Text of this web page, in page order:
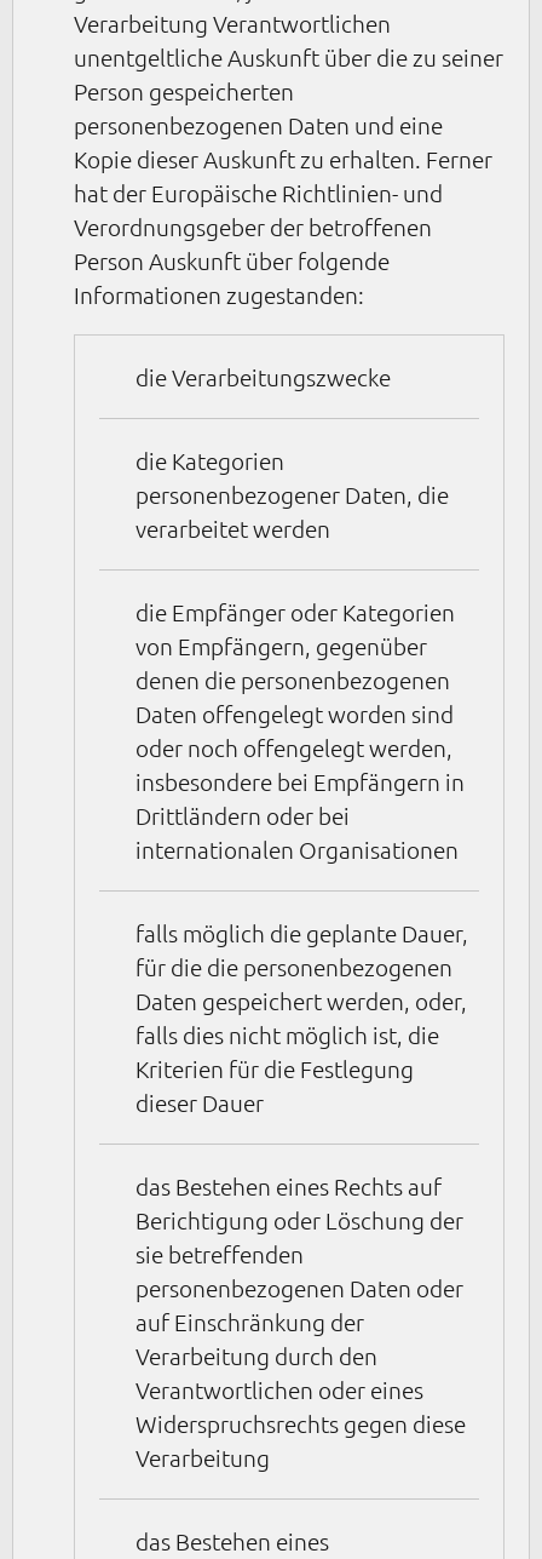
Verarbeitung Verantwortlichen
unentgeltliche Auskunft über die zu seiner
Person gespeicherten
personenbezogenen Daten und eine
Kopie dieser Auskunft zu erhalten. Ferner
hat der Europäische Richtlinien- und
Verordnungsgeber der betroffenen
Person Auskunft über folgende
Informationen zugestanden:
die Verarbeitungszwecke
die Kategorien
personenbezogener Daten, die
verarbeitet werden
die Empfänger oder Kategorien
von Empfängern, gegenüber
denen die personenbezogenen
Daten offengelegt worden sind
oder noch offengelegt werden,
insbesondere bei Empfängern in
Drittländern oder bei
internationalen Organisationen
falls möglich die geplante Dauer,
für die die personenbezogenen
Daten gespeichert werden, oder,
falls dies nicht möglich ist, die
Kriterien für die Festlegung
dieser Dauer
das Bestehen eines Rechts auf
Berichtigung oder Löschung der
sie betreffenden
personenbezogenen Daten oder
auf Einschränkung der
Verarbeitung durch den
Verantwortlichen oder eines
Widerspruchsrechts gegen diese
Verarbeitung
das Bestehen eines